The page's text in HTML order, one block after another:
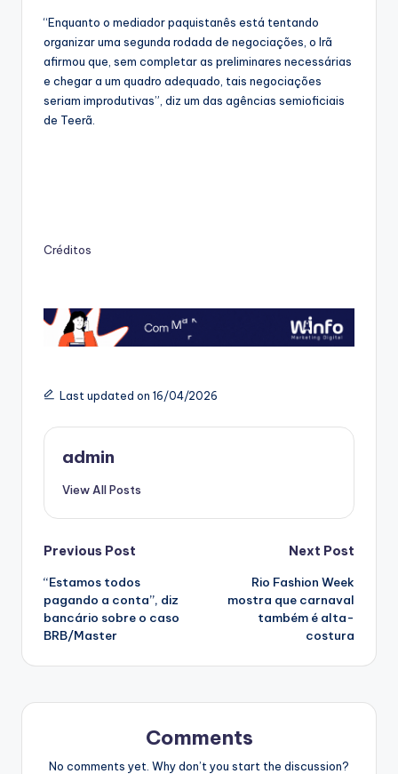
“Enquanto o mediador paquistanês está tentando
organizar uma segunda rodada de negociações, o Irã
afirmou que, sem completar as preliminares necessárias
e chegar a um quadro adequado, tais negociações
seriam improdutivas”, diz um das agências semioficiais
de Teerã.
Créditos
Last updated on 16/04/2026
admin
View All Posts
Post
navigation
Previous Post
“Estamos todos
pagando a conta”, diz
bancário sobre o caso
BRB/Master
Next Post
Rio Fashion Week
mostra que carnaval
também é alta-
costura
Comments
No comments yet. Why don’t you start the discussion?